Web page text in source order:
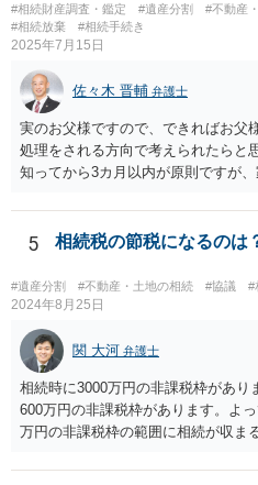
#相続財産調査・鑑定 #遺産分割 #不動産
#相続放棄
#相続手続き
2025年7月15日
佐々木 晋輔 弁護士
実のお父様ですので、できればお父
処理をされる方向で考えられたらと
知ってから3カ月以内が原則ですが
放棄するかどうか決めることができ
することはありませんので、数年
ありません。 なお、私が扱った相
伸長して調査したところ、サラ金に
つかったため相続したという事例が
5 相続税の節税になるのは
#遺産分割 #不動産・土地の相続 #協議 #
2024年8月25日
関 大河 弁護士
相続時に3000万円の非課税枠があり
600万円の非課税枠があります。よ
万円の非課税枠の範囲に相続が収ま
範囲となります。 一般的には、全